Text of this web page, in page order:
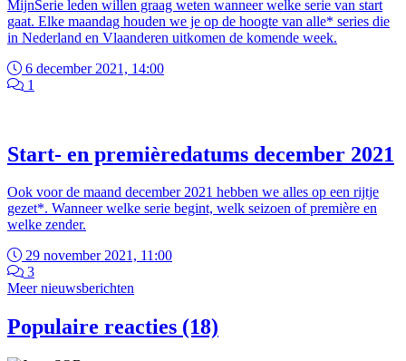
MijnSerie leden willen graag weten wanneer welke serie van start
gaat. Elke maandag houden we je op de hoogte van alle* series die
in Nederland en Vlaanderen uitkomen de komende week.
6 december 2021, 14:00
1
Start- en premièredatums december 2021
Ook voor de maand december 2021 hebben we alles op een rijtje
gezet*. Wanneer welke serie begint, welk seizoen of première en
welke zender.
29 november 2021, 11:00
3
Meer nieuwsberichten
Populaire reacties (18)